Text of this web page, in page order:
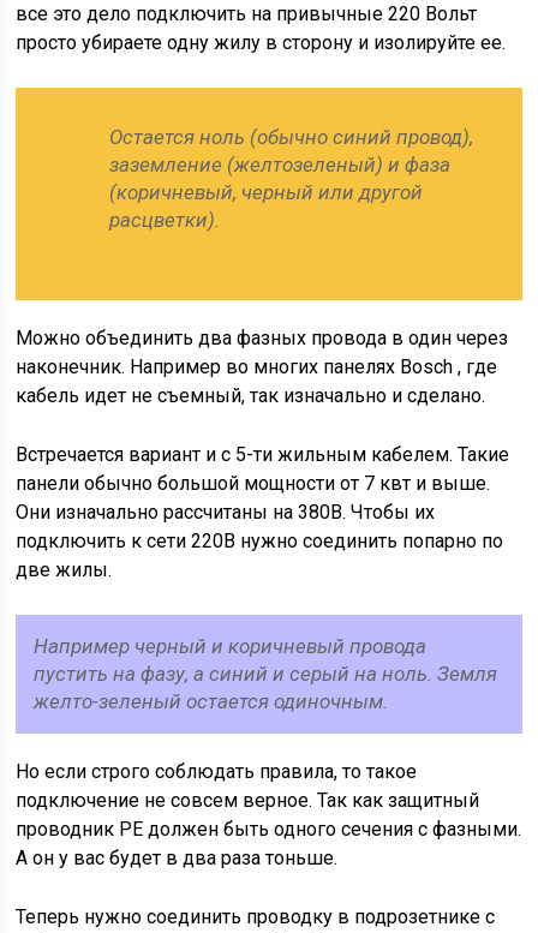
все это дело подключить на привычные 220 Вольт
просто убираете одну жилу в сторону и изолируйте ее.
Остается ноль (обычно синий провод),
заземление (желтозеленый) и фаза
(коричневый, черный или другой
расцветки).
Можно объединить два фазных провода в один через
наконечник. Например во многих панелях Bosch , где
кабель идет не съемный, так изначально и сделано.
Встречается вариант и с 5-ти жильным кабелем. Такие
панели обычно большой мощности от 7 квт и выше.
Они изначально рассчитаны на 380В. Чтобы их
подключить к сети 220В нужно соединить попарно по
две жилы.
Например черный и коричневый провода
пустить на фазу, а синий и серый на ноль. Земля
желто-зеленый остается одиночным.
Но если строго соблюдать правила, то такое
подключение не совсем верное. Так как защитный
проводник PE должен быть одного сечения с фазными.
А он у вас будет в два раза тоньше.
Теперь нужно соединить проводку в подрозетнике с